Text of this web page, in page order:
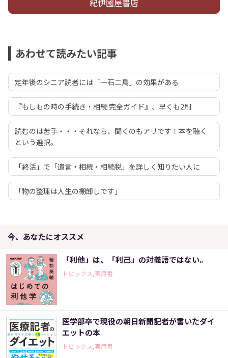
紀伊國屋書店
あわせて読みたい記事
定年後のシニア読者には「一石二鳥」の効果がある
『もしもの時の手続き・相続 完全ガイド』、早くも2刷
読むのは苦手・・・それなら、聞くのもアリです！本を聴く
という選択。
「終活」で「遺言・相続・相続税」を詳しく知りたい人に
「物の整理は人生の棚卸しです」
今、あなたにオススメ
「利他」は、「利己」の対義語ではない。
トピックス,実用書
医学部卒で現役の朝日新聞記者が書いたダイ
エットの本
トピックス,実用書